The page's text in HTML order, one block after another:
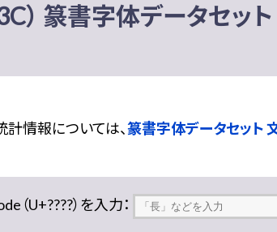
） 篆書字体データセット
情報については、篆書字体データセット
（U+????）を入力：